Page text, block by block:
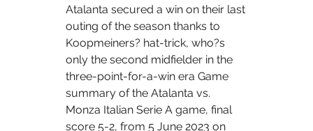
Atalanta secured a win on their last
outing of the season thanks to
Koopmeiners? hat-trick, who?s
only the second midfielder in the
three-point-for-a-win era Game
summary of the Atalanta vs.
Monza Italian Serie A game, final
score 5-2, from 5 June 2023 on